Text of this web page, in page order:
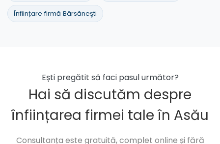
Înființare firmă Bârsăneşti
Ești pregătit să faci pasul următor?
Hai să discutăm despre
înființarea firmei tale în Asău
Consultanța este gratuită, complet online și fără